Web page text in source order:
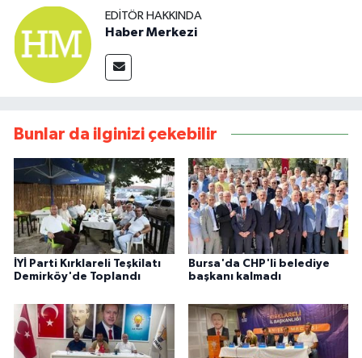
EDITÖR HAKKINDA
Haber Merkezi
Bunlar da ilginizi çekebilir
İYİ Parti Kırklareli Teşkilatı
Demirköy'de Toplandı
Bursa'da CHP'li belediye
başkanı kalmadı